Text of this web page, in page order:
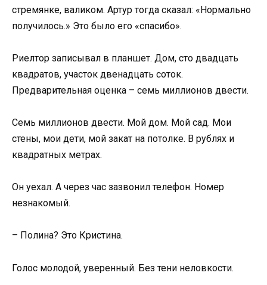
стремянке, валиком. Артур тогда сказал: «Нормально
получилось.» Это было его «спасибо».
Риелтор записывал в планшет. Дом, сто двадцать
квадратов, участок двенадцать соток.
Предварительная оценка – семь миллионов двести.
Семь миллионов двести. Мой дом. Мой сад. Мои
стены, мои дети, мой закат на потолке. В рублях и
квадратных метрах.
Он уехал. А через час зазвонил телефон. Номер
незнакомый.
– Полина? Это Кристина.
Голос молодой, уверенный. Без тени неловкости.